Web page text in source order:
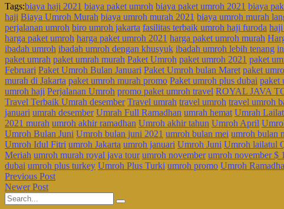
Tags:biaya haji 2021 biaya paket umroh biaya paket umroh 2021 biaya
haji Biaya Umroh Murah biaya umroh murah 2021 biaya umroh murah
perjalanan umroh biro umroh jakarta fasilitas terbaik umroh haji furoda
harga paket umroh harga paket umroh 2021 harga paket umroh murah
ibadah umroh ibadah umroh dengan khusyuk ibadah umroh lebih tenang
paket umrah paket umrah murah Paket Umroh paket umroh 2021 paket
Februari Paket Umroh Bulan Januari Paket Umroh bulan Maret paket
murah di Jakarta paket umroh murah promo Paket umroh plus dubai paket
umroh haji Perjalanan Umroh promo paket umroh travel ROYAL JAVA
Travel Terbaik Umrah desember Travel umrah travel umroh travel umroh
januari umrah desember Umrah Full Ramadhan umrah hemat Umrah
2021 murah umroh akhir ramadhan Umroh akhir tahun Umroh April
Umroh Bulan Juni Umroh bulan juni 2021 umroh bulan mei umroh bulan
Umroh Idul Fitri umroh Jakarta umroh januari Umroh Juni Umroh lailatul
Meriah umroh murah royal java tour umroh november umroh november $
dubai umroh plus turkey Umroh Plus Turki umroh promo Umroh
Previous Post
Newer Post